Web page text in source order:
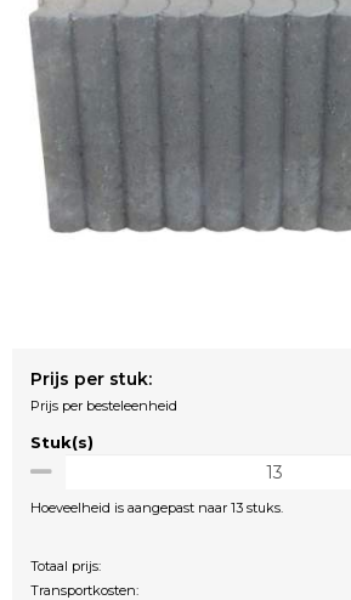
Prijs per stuk:
Prijs per besteleenheid
Stuk(s)
Hoeveelheid is aangepast naar 13 stuks.
Totaal prijs:
Transportkosten: